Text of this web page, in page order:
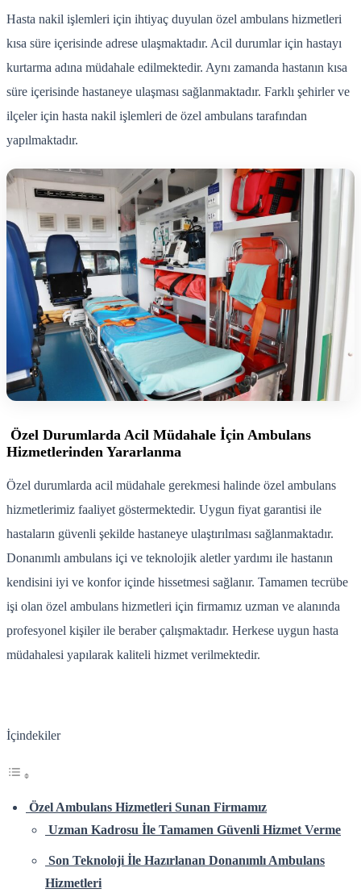
Hasta nakil işlemleri için ihtiyaç duyulan özel ambulans hizmetleri
kısa süre içerisinde adrese ulaşmaktadır. Acil durumlar için hastayı
kurtarma adına müdahale edilmektedir. Aynı zamanda hastanın kısa
süre içerisinde hastaneye ulaşması sağlanmaktadır. Farklı şehirler ve
ilçeler için hasta nakil işlemleri de özel ambulans tarafından
yapılmaktadır.
Özel Durumlarda Acil Müdahale İçin Ambulans
Hizmetlerinden Yararlanma
Özel durumlarda acil müdahale gerekmesi halinde özel ambulans
hizmetlerimiz faaliyet göstermektedir. Uygun fiyat garantisi ile
hastaların güvenli şekilde hastaneye ulaştırılması sağlanmaktadır.
Donanımlı ambulans içi ve teknolojik aletler yardımı ile hastanın
kendisini iyi ve konfor içinde hissetmesi sağlanır. Tamamen tecrübe
işi olan özel ambulans hizmetleri için firmamız uzman ve alanında
profesyonel kişiler ile beraber çalışmaktadır. Herkese uygun hasta
müdahalesi yapılarak kaliteli hizmet verilmektedir.
İçindekiler
Özel Ambulans Hizmetleri Sunan Firmamız
Uzman Kadrosu İle Tamamen Güvenli Hizmet Verme
Son Teknoloji İle Hazırlanan Donanımlı Ambulans
Hizmetleri